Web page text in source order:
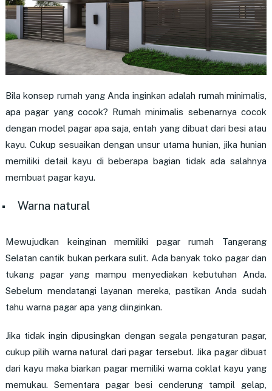
Bila konsep rumah yang Anda inginkan adalah rumah minimalis,
apa pagar yang cocok? Rumah minimalis sebenarnya cocok
dengan model pagar apa saja, entah yang dibuat dari besi atau
kayu. Cukup sesuaikan dengan unsur utama hunian, jika hunian
memiliki detail kayu di beberapa bagian tidak ada salahnya
membuat pagar kayu.
Warna natural
Mewujudkan keinginan memiliki pagar rumah Tangerang
Selatan cantik bukan perkara sulit. Ada banyak toko pagar dan
tukang pagar yang mampu menyediakan kebutuhan Anda.
Sebelum mendatangi layanan mereka, pastikan Anda sudah
tahu warna pagar apa yang diinginkan.
Jika tidak ingin dipusingkan dengan segala pengaturan pagar,
cukup pilih warna natural dari pagar tersebut. Jika pagar dibuat
dari kayu maka biarkan pagar memiliki warna coklat kayu yang
memukau. Sementara pagar besi cenderung tampil gelap,